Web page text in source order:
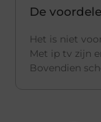
De
Het is niet
Met ip tv zijn
Bovendien